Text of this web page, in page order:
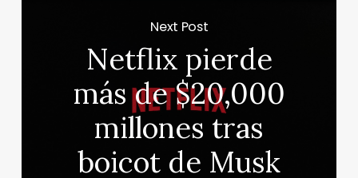
Next Post
Netflix pierde
más de $20,000
millones tras
boicot de Musk